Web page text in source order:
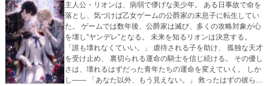
主人公・リオンは、病弱で儚げな美少年。 ある日事故で命を
落とし、気づけば乙女ゲームの公爵家の末息子に転生してい
た。 ゲームでは数年後、公爵家は滅び、多くの攻略対象が心
を壊し”ヤンデレ”となる。 未来を知るリオンは決意する。
「誰も壊れなくていい。」 虐待される子を助け、 孤独な天才
を受け止め、 裏切られる運命の騎士を信じ続ける。 その優し
さは、壊れるはずだった青年たちの運命を変えていく。 しか
し—— 「あなた以外、もう見えない。」 救ったはずの彼ら